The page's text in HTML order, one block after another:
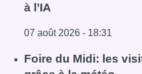
à l’IA
07 août 2026 - 18:31
Lire l'article Pizza Nizar:
Foire du Midi: les